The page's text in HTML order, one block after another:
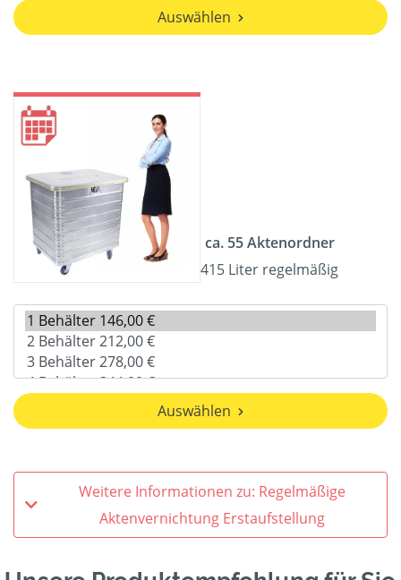
Auswählen
ca. 55 Aktenordner
415 Liter regelmäßig
Auswählen
Weitere Informationen zu: Regelmäßige
Aktenvernichtung Erstaufstellung